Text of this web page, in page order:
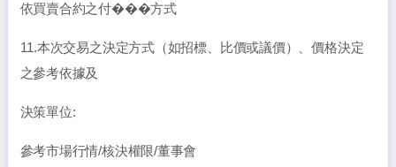
依買賣合約之付���方式
11.本次交易之決定方式（如招標、比價或議價）、價格決定
之參考依據及
決策單位:
參考市場行情/核決權限/董事會